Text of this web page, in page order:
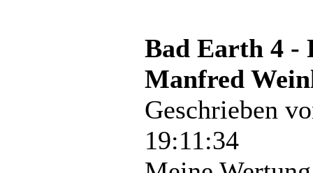
Bad Earth 4 -
Manfred
Geschrieben
19:11:34